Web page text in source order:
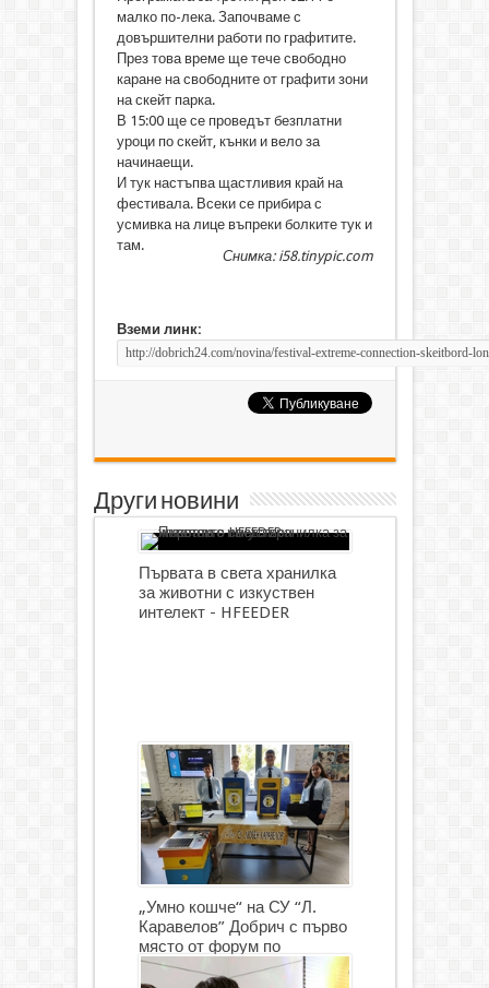
малко по-лека. Започваме с
довършителни работи по графитите.
През това време ще тече свободно
каране на свободните от графити зони
на скейт парка.
В 15:00 ще се проведът безплатни
уроци по скейт, кънки и вело за
начинаещи.
И тук настъпва щастливия край на
фестивала. Всеки се прибира с
усмивка на лице въпреки болките тук и
там.
Снимка: i58.tinypic.com
Вземи линк:
Други новини
Първата в света хранилка
за животни с изкуствен
интелект - HFEEDER
„Умно кошче“ на СУ “Л.
Каравелов” Добрич с първо
място от форум по
роботика